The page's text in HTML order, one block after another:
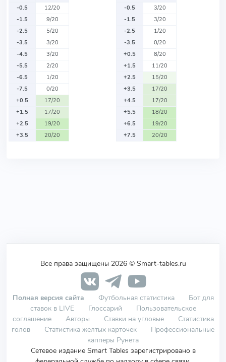
-0.5
12/20
-1.5
9/20
-2.5
5/20
-3.5
3/20
-4.5
3/20
-5.5
2/20
-6.5
1/20
-7.5
0/20
+0.5
17/20
+1.5
17/20
+2.5
19/20
+3.5
20/20
-0.5
3/20
-1.5
3/20
-2.5
1/20
-3.5
0/20
+0.5
8/20
+1.5
11/20
+2.5
15/20
+3.5
17/20
+4.5
17/20
+5.5
18/20
+6.5
19/20
+7.5
20/20
Все права защищены 2026 © Smart-tables.ru
Полная версия сайта Футбольная статистика
Бот для
ставок в LIVE
Глоссарий
Пользовательское
соглашение
Авторы Ставки на угловые
Статистика
голов
Статистика желтых карточек
Профессиональные
капперы Рунета
Сетевое издание Smart Tables зарегистрировано в